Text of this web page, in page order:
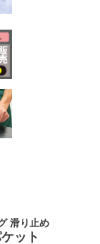
滑り止め
ット